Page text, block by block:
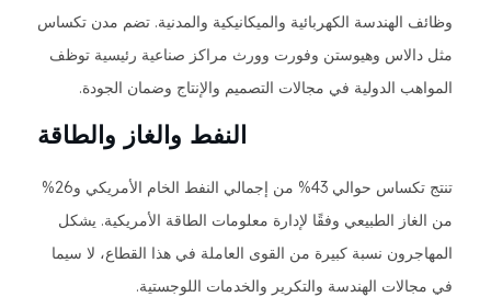
وظائف الهندسة الكهربائية والميكانيكية والمدنية. تضم مدن تكساس
مثل دالاس وهيوستن وفورت وورث مراكز صناعية رئيسية توظف
المواهب الدولية في مجالات التصميم والإنتاج وضمان الجودة.
النفط والغاز والطاقة
تنتج تكساس حوالي 43% من إجمالي النفط الخام الأمريكي و26%
من الغاز الطبيعي وفقًا لإدارة معلومات الطاقة الأمريكية. يشكل
المهاجرون نسبة كبيرة من القوى العاملة في هذا القطاع، لا سيما
في مجالات الهندسة والتكرير والخدمات اللوجستية.